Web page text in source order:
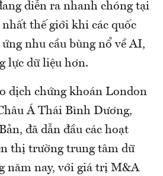
diễn ra nhanh chóng tại
thế giới khi các quốc
nhu cầu bùng nổ về AI,
lực dữ liệu hơn.
dịch chứng khoán London
Á Thái Bình Dương,
đã dẫn đầu các hoạt
thị trường trung tâm dữ
năm nay, với giá trị M&A